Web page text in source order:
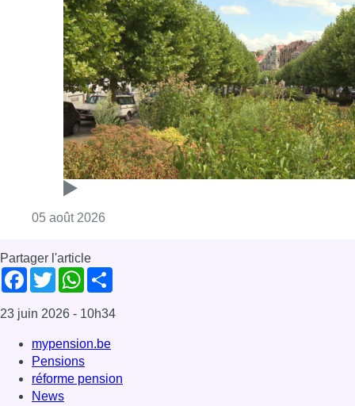
05 août 2026
Partager l'article
Facebook
TwitterWhatsApp
23 juin 2026 - 10h34
mypension.be
Pensions
réforme pension
News